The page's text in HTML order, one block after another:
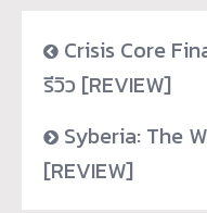
Crisis Core
รีวิว [REVIEW]
Syberia: The
[REVIEW]